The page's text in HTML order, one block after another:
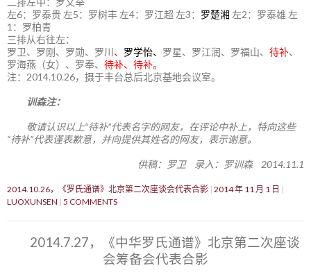
左6：罗泰贵 左5：罗树丰 左4：罗江超 左3： 罗楚湘 左2：罗泰雄 左
1：罗柏青
三排从右往左：
罗卫、罗刚、罗勋、罗川 、 罗学怡、 罗星、罗江润、罗福山、 待补、
罗海燕（女）、罗奉、 待补、待补。
注：2014.10.26，摄于丰台总后北京基地会议室。
训森注：
敬请认识以上“待补”代表名字的网友，在评论中补上，特向这些
“待补”代表谨表歉意，并向提供其姓名的网友，表示谢意。
供稿：罗卫 录入：罗训森 2014.11.1
2014.10.26，《罗氏通谱》北京第二次座谈会代表合影 2014 年 11 月 1 日
LUOXUNSEN 5 COMMENTS
2014.7.27，《中华罗氏通谱》北京第二次座谈
会筹备会代表合影